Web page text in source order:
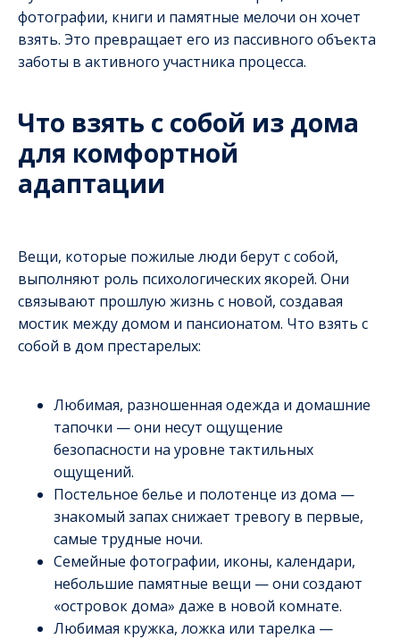
фотографии, книги и памятные мелочи он хочет
взять. Это превращает его из пассивного объекта
заботы в активного участника процесса.
Что взять с собой из дома
для комфортной
адаптации
Вещи, которые пожилые люди берут с собой,
выполняют роль психологических якорей. Они
связывают прошлую жизнь с новой, создавая
мостик между домом и пансионатом. Что взять с
собой в дом престарелых:
Любимая, разношенная одежда и домашние
тапочки — они несут ощущение
безопасности на уровне тактильных
ощущений.
Постельное белье и полотенце из дома —
знакомый запах снижает тревогу в первые,
самые трудные ночи.
Семейные фотографии, иконы, календари,
небольшие памятные вещи — они создают
«островок дома» даже в новой комнате.
Любимая кружка, ложка или тарелка —